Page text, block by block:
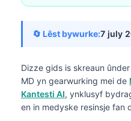
🔄 Lêst bywurke:7 july
Dizze gids is skreaun
MD yn gearwurking mei de
Kantesti AI, ynklusyf
en in medyske resinsje fan